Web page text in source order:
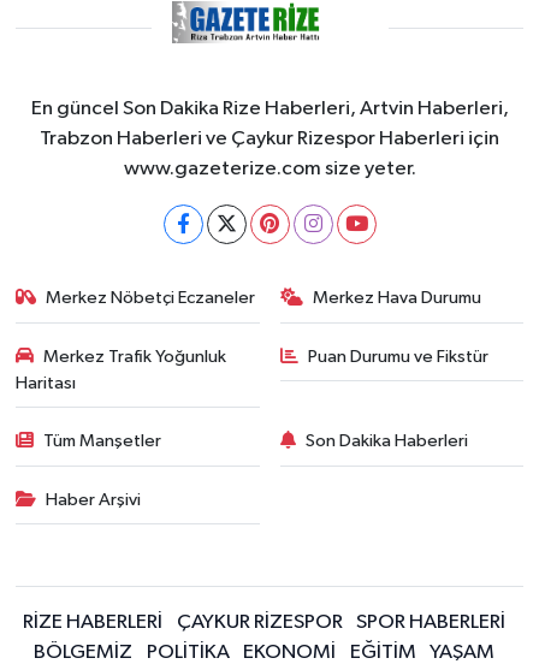
En güncel Son Dakika Rize Haberleri, Artvin Haberleri,
Trabzon Haberleri ve Çaykur Rizespor Haberleri için
www.gazeterize.com size yeter.
Merkez Nöbetçi Eczaneler Merkez Hava Durumu
Merkez Trafik Yoğunluk
Haritası
Puan Durumu ve Fikstür
Tüm Manşetler Son Dakika Haberleri
Haber Arşivi
RİZE HABERLERİ ÇAYKUR RİZESPOR
SPOR HABERLERİ
BÖLGEMİZ
POLİTİKA EKONOMİ EĞİTİM YAŞAM